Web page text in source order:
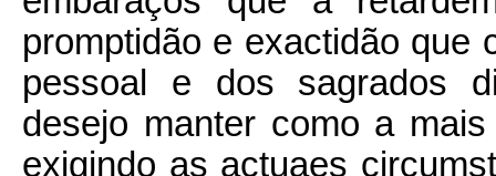
promptidão e exactidão que
pessoal e dos sagrados
desejo manter como a
exigindo as actuaes